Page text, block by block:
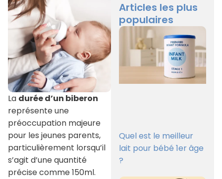
La durée d’un biberon
représente une
préoccupation majeure
pour les jeunes parents,
particulièrement lorsqu’il
s’agit d’une quantité
précise comme 150ml.
Articles les plus
populaires
Quel est le meilleur
lait pour bébé 1er âge
?